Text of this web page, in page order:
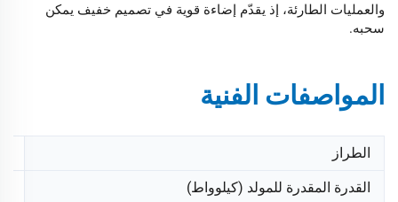
والعمليات الطارئة، إذ يقدّم إضاءة قوية في تصميم خفيف يمكن
سحبه.
المواصفات الفنية
الطراز
القدرة المقدرة للمولد (كيلوواط)